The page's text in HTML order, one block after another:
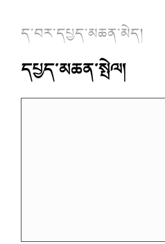
ད་བར་དཔྱད་མཆན་མེད།
དཔྱད་མཆན་སྤེལ།